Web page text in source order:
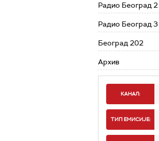
Радио Београд 2
Радио Београд 3
Београд 202
Архив
КАНАЛ:
ТИП ЕМИСИЈЕ: